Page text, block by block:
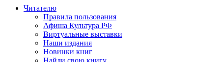
Читателю
Правила пользования
Афиша Культура РФ
Виртуальные выставки
Наши издания
Новинки книг
Найди свою книгу